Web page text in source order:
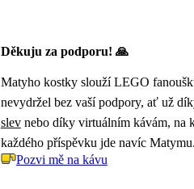
Děkuju za podporu! 🙏
Matyho kostky slouží LEGO
nevydržel bez vaší podpory, ať už
slevnebo díky virtuálním kávám, na
každého příspěvku jde navíc
Pozvi mě na kávu